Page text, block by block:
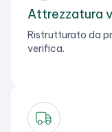
Attrezzatura
Ristrutturato da
verifica.